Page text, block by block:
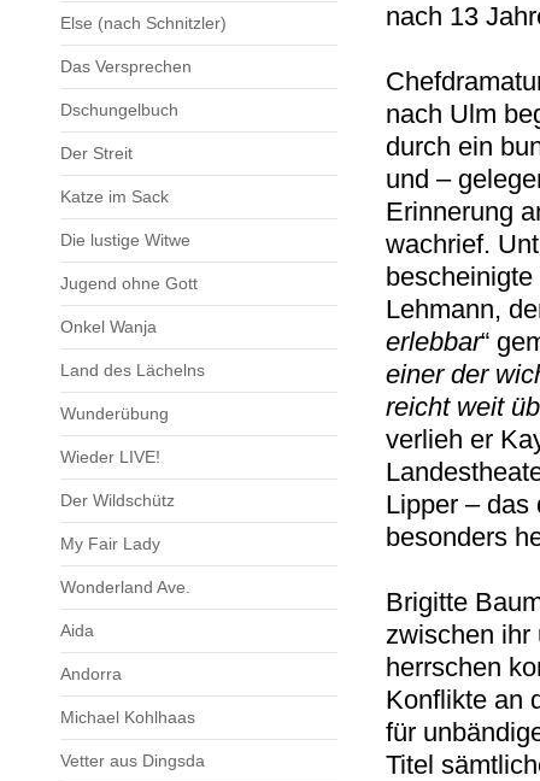
Else (nach Schnitzler)
Das Versprechen
Dschungelbuch
Der Streit
Katze im Sack
Die lustige Witwe
Jugend ohne Gott
Onkel Wanja
Land des Lächelns
Wunderübung
Wieder LIVE!
Der Wildschütz
My Fair Lady
Wonderland Ave.
Aida
Andorra
Michael Kohlhaas
Vetter aus Dingsda
nach 13
nach Ulm
durch ein
und –
Erinnerung
wachrief.
Lehmann,
erlebbar“
einer der
reicht weit
verlieh er
Lipper – das
besonders
Brigitte
zwischen ihr
herrschen
Konflikte an
für
Titel